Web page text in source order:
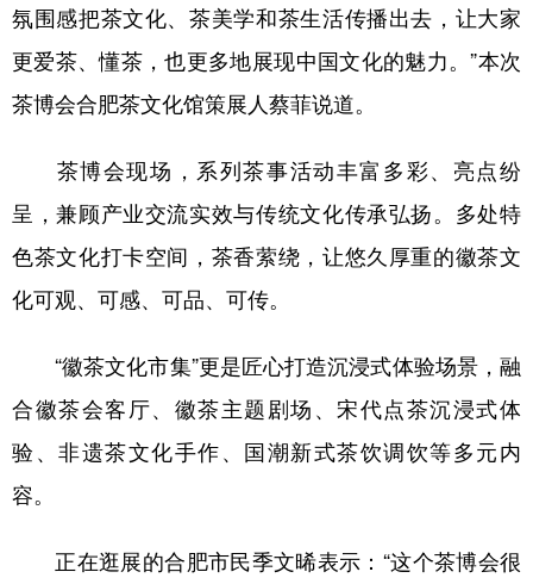
Deutsch Português
氛围感把茶文化、茶美学和茶生活传播出去，让大家
更爱茶、懂茶，也更多地展现中国文化的魅力。”本次
茶博会合肥茶文化馆策展人蔡菲说道。
茶博会现场，系列茶事活动丰富多彩、亮点纷
呈，兼顾产业交流实效与传统文化传承弘扬。多处特
色茶文化打卡空间，茶香萦绕，让悠久厚重的徽茶文
化可观、可感、可品、可传。
“徽茶文化市集”更是匠心打造沉浸式体验场景，融
合徽茶会客厅、徽茶主题剧场、宋代点茶沉浸式体
验、非遗茶文化手作、国潮新式茶饮调饮等多元内
容。
正在逛展的合肥市民季文晞表示：“这个茶博会很